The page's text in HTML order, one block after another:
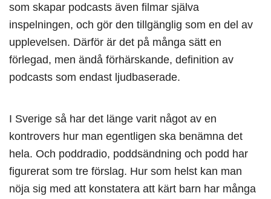
som skapar podcasts även filmar själva
inspelningen, och gör den tillgänglig som en del av
upplevelsen. Därför är det på många sätt en
förlegad, men ändå förhärskande, definition av
podcasts som endast ljudbaserade.
I Sverige så har det länge varit något av en
kontrovers hur man egentligen ska benämna det
hela. Och poddradio, poddsändning och podd har
figurerat som tre förslag. Hur som helst kan man
nöja sig med att konstatera att kärt barn har många